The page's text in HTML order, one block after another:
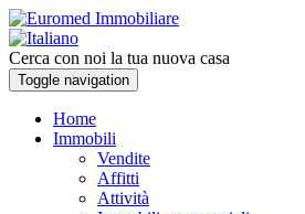
Cerca con noi la tua nuova casa
Toggle navigation
Home
Immobili
Vendite
Affitti
Attività